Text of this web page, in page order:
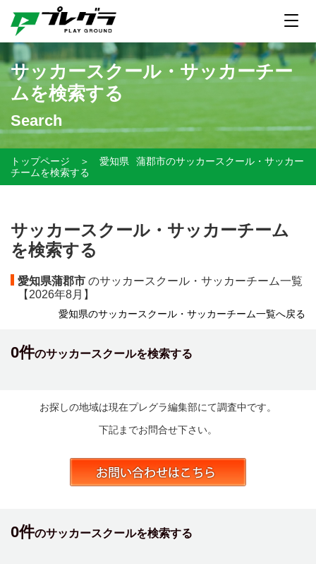
サッカースクール・サッカーチー
ムを検索する
Search
トップページ ＞ 愛知県
蒲郡市のサッカースクール・サッカー
チームを検索する
サッカースクール・サッカーチーム
を検索する
愛知県蒲郡市 のサッカースクール・サッカーチーム一覧
【 2026年8月】
愛知県のサッカースクール・サッカーチーム一覧へ戻る
0件のサッカースクールを検索する
お探しの地域は現在プレグラ編集部にて調査中です。
下記までお問合せ下さい。
0件のサッカースクールを検索する